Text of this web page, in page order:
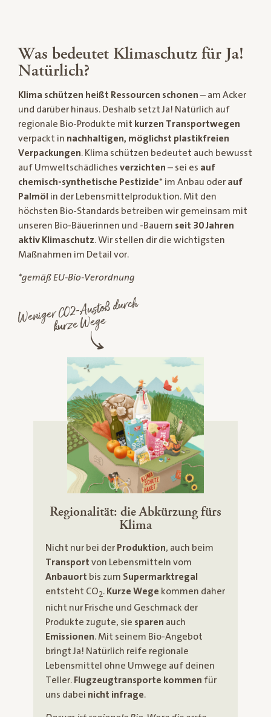
Was bedeutet Klimaschutz für Ja!
Natürlich?
Klima schützen heißt Ressourcen schonen – am Acker
und darüber hinaus. Deshalb setzt Ja! Natürlich auf
regionale Bio-Produkte mit kurzen Transportwegen
verpackt in nachhaltigen, möglichst plastikfreien
Verpackungen. Klima schützen bedeutet auch bewusst
auf Umweltschädliches verzichten – sei es auf
chemisch-synthetische Pestizide* im Anbau oder auf
Palmöl in der Lebensmittelproduktion. Mit den
höchsten Bio-Standards betreiben wir gemeinsam mit
unseren Bio-Bäuerinnen und -Bauern seit 30 Jahren
aktiv Klimaschutz. Wir stellen dir die wichtigsten
Maßnahmen im Detail vor.
*gemäß EU-Bio-Verordnung
Weniger CO2-Austoß durch
kurze
Wege
Regionalität: die Abkürzung fürs
Klima
Nicht nur bei der Produktion, auch beim
Transport von Lebensmitteln vom
Anbauort bis zum Supermarktregal
entsteht CO2. Kurze Wege kommen daher
nicht nur Frische und Geschmack der
Produkte zugute, sie sparen auch
Emissionen. Mit seinem Bio-Angebot
bringt Ja! Natürlich reife regionale
Lebensmittel ohne Umwege auf deinen
Teller. Flugzeugtransporte kommen für
uns dabei nicht infrage.